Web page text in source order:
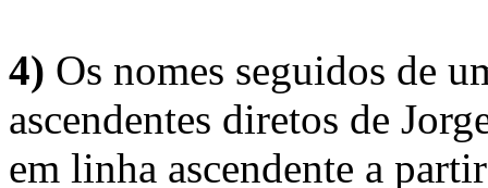
4) Os nomes seguidos de
ascendentes diretos de
em linha ascendente a